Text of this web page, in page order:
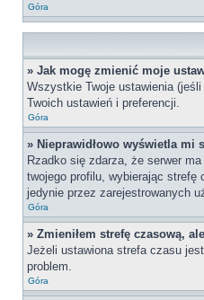
Góra
» Jak mogę zmienić moje
Wszystkie Twoje ustawienia
Twoich ustawień i preferencji.
Góra
» Nieprawidłowo wyświetla mi
Rzadko się zdarza, że serwer
twojego profilu, wybierając
jedynie przez zarejestrowanych
Góra
» Zmieniłem strefę czasową,
Jeżeli ustawiona strefa czasu
problem.
Góra